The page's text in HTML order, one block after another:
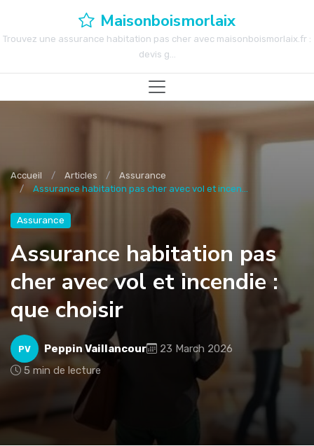
Maisonboismorlaix
Trouvez une assurance habitation pas cher avec maisonboismorlaix.fr :
devis g...
Accueil Articles
Assurance
Assurance habitation pas cher avec vol et incen...
Assurance
Assurance habitation pas
cher avec vol et incendie :
que choisir
PV Peppin Vaillancour
23 March 2026
5 min de lecture